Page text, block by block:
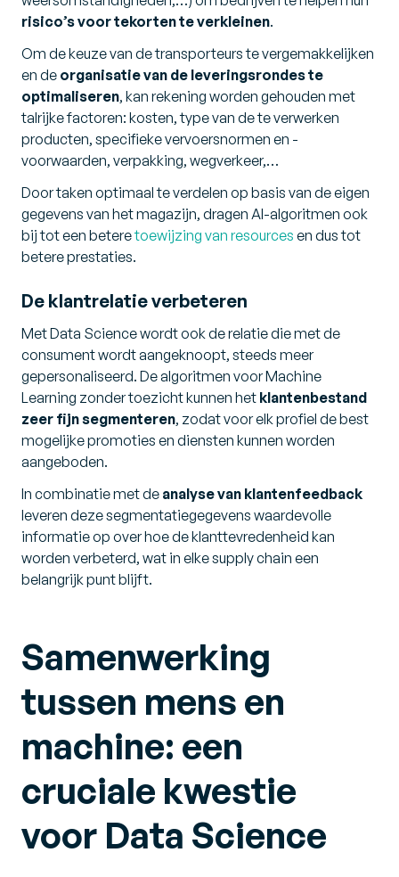
risico’s voor tekorten te verkleinen.
Om de keuze van de transporteurs te vergemakkelijken
en de organisatie van de leveringsrondes te
optimaliseren, kan rekening worden gehouden met
talrijke factoren: kosten, type van de te verwerken
producten, specifieke vervoersnormen en -
voorwaarden, verpakking, wegverkeer,…
Door taken optimaal te verdelen op basis van de eigen
gegevens van het magazijn, dragen AI-algoritmen ook
bij tot een beteretoewijzing van resources en dus tot
betere prestaties.
De klantrelatie verbeteren
Met Data Science wordt ook de relatie die met de
consument wordt aangeknoopt, steeds meer
gepersonaliseerd. De algoritmen voor Machine
Learning zonder toezicht kunnen het klantenbestand
zeer fijn segmenteren, zodat voor elk profiel de best
mogelijke promoties en diensten kunnen worden
aangeboden.
In combinatie met de analyse van klantenfeedback
leveren deze segmentatiegegevens waardevolle
informatie op over hoe de klanttevredenheid kan
worden verbeterd, wat in elke supply chain een
belangrijk punt blijft.
Samenwerking
tussen mens en
machine: een
cruciale kwestie
voor Data Science